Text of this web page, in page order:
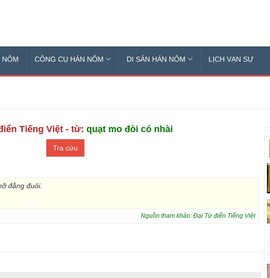
NÔM CÔNG CỤ HÁN NÔM DI SẢN HÁN NÔM LỊCH VẠN SỰ
Tiếng Việt - từ:quạt mo đòi có nhài
đằng đuôi.
Nguồn tham khảo: Đại Từ điển Tiếng Việt